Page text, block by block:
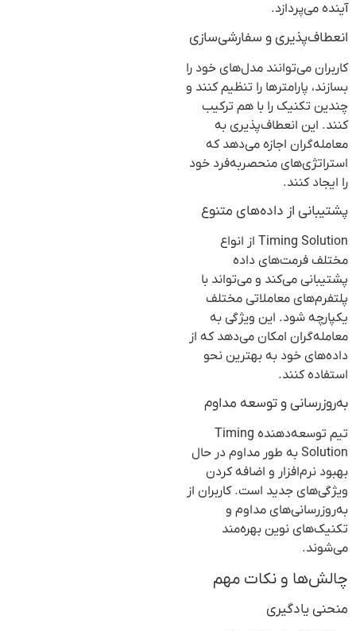
آینده می‌پردازد.
انعطاف‌پذیری و سفارشی‌سازی
کاربران می‌توانند مدل‌های خود را
بسازند، پارامترها را تنظیم کنند و
چندین تکنیک را با هم ترکیب
کنند. این انعطاف‌پذیری به
معامله‌گران اجازه می‌دهد که
استراتژی‌های منحصربه‌فرد خود
را ایجاد کنند.
پشتیبانی از داده‌های متنوع
Timing Solution از انواع
مختلف فرمت‌های داده
پشتیبانی می‌کند و می‌تواند با
پلتفرم‌های معاملاتی مختلف
یکپارچه شود. این ویژگی به
معامله‌گران امکان می‌دهد که از
داده‌های خود به بهترین نحو
استفاده کنند.
به‌روزرسانی و توسعه مداوم
تیم توسعه‌دهنده Timing
Solution به طور مداوم در حال
بهبود نرم‌افزار و اضافه کردن
ویژگی‌های جدید است. کاربران از
به‌روزرسانی‌های مداوم و
تکنیک‌های نوین بهره‌مند
می‌شوند.
چالش‌ها و نکات مهم
منحنی یادگیری